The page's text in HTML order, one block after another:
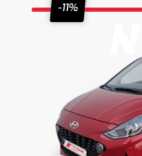
-11%